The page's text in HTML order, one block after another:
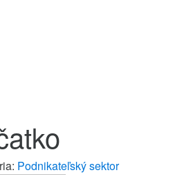
Podnikateľský sektor